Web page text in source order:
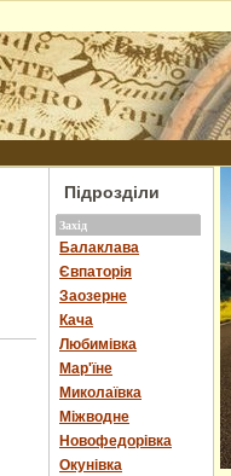
Підрозділи
Захід
Балаклава
Євпаторія
Заозерне
Кача
Любимівка
Мар'їне
Миколаївка
Міжводне
Новофедорівка
Окунівка